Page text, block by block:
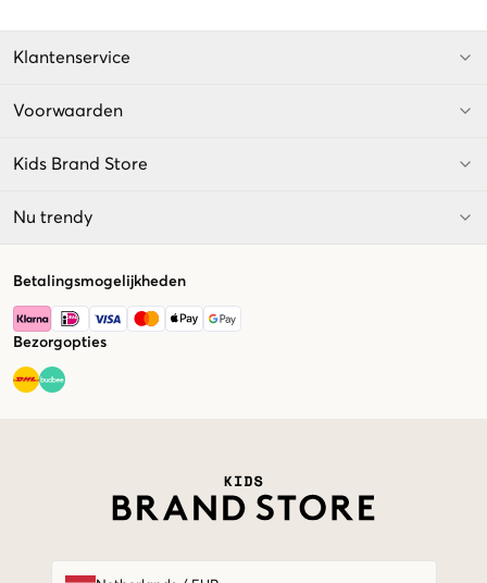
Klantenservice
Voorwaarden
Kids Brand Store
Nu trendy
Betalingsmogelijkheden
Bezorgopties